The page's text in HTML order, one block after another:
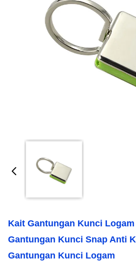
Kait Gantungan Kunci
Gantungan Kunci Snap Anti
Gantungan Kunci Logam